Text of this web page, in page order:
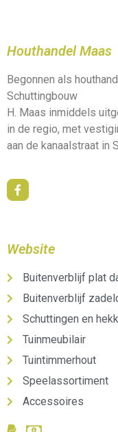
Houthandel Maas
Begonnen als
Schuttingbouw
H. Maas inmiddels
in de regio, met
aan de kanaalstraat in
Website
Buitenverblijf plat
Buitenverblijf
Schuttingen en
Tuinmeubilair
Tuintimmerhout
Speelassortiment
Accessoires